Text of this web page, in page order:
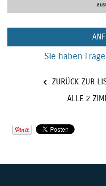
Sie haben
ZURÜCK ZUR
ALLE 2